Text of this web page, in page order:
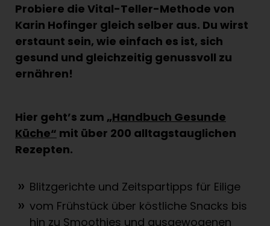
Probiere die Vital-Teller-Methode von
Karin Hofinger gleich selber aus. Du wirst
erstaunt sein, wie einfach es ist, sich
gesund und gleichzeitig genussvoll zu
ernähren!
Hier geht’s zum „Handbuch Gesunde
Küche“ mit über 200 alltagstauglichen
Rezepten.
Blitzgerichte und Zeitspartipps für Eilige
vom Frühstück über köstliche Snacks bis
hin zu Smoothies und ausgewogenen